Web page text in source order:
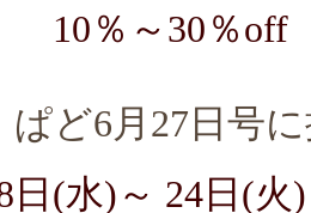
％off（除
ぱど6月27日号
日(水)～ 24日(火)